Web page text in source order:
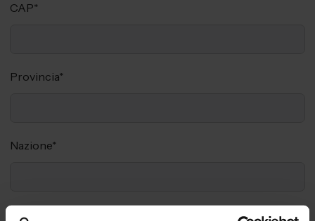
CAP*
Provincia*
Nazione*
Aree tematiche di interesse